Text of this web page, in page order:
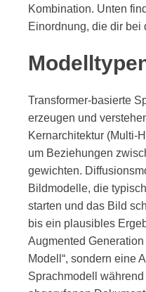
Kombination. Unten
Einordnung, die dir bei
Transformer-basierte
erzeugen und
Kernarchitektur (Multi-
um Beziehungen
gewichten.
Bildmodelle, die
starten und das Bild
bis ein plausibles
Augmented
Modell“, sondern eine
Sprachmodell